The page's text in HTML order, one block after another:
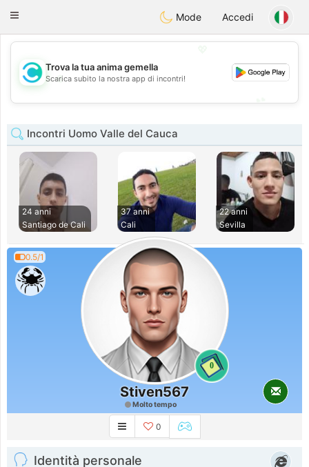
olombiaCitas
Toggle
Mode Accedi
💖
💕
Trova la tua anima gemella
Scarica subito la nostra app di incontri!
Incontri Uomo Valle del Cauca
24 anni
Santiago de Cali
37 anni
Cali
22 anni
Sevilla
0.5/1
0
Stiven567
Molto tempo
0
Identità personale